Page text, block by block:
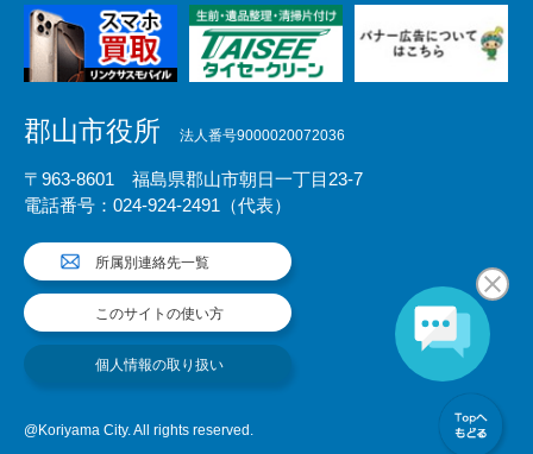
郡山市役所 法人番号9000020072036
〒963-8601 福島県郡山市朝日一丁目23-7
電話番号：024-924-2491（代表）
所属別連絡先一覧
このサイトの使い方
個人情報の取り扱い
@Koriyama City. All rights reserved.